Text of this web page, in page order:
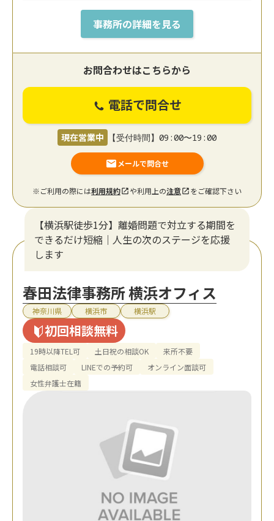
事務所の詳細を見る
お問合わせはこちらから
電話で問合せ
現在営業中 【受付時間】09:00〜19:00
メールで問合せ
※ご利用の際には利用規約 や利用上の注意 をご確認下さい
【横浜駅徒歩1分】離婚問題で対立する期間を
できるだけ短縮｜人生の次のステージを応援
します
春田法律事務所 横浜オフィス
神奈川県 横浜市 横浜駅
初回相談無料
19時以降TEL可 土日祝の相談OK
来所不要
電話相談可
LINEでの予約可
オンライン面談可
女性弁護士在籍